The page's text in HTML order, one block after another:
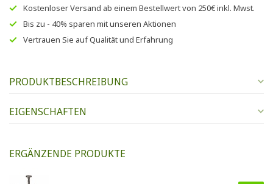
Kostenloser Versand ab einem Bestellwert von 250€inkl. Mwst.
Bis zu - 40% sparen mit unseren Aktionen
Vertrauen Sie aufQualität und Erfahrung
PRODUKTBESCHREIBUNG
EIGENSCHAFTEN
ERGÄNZENDE PRODUKTE